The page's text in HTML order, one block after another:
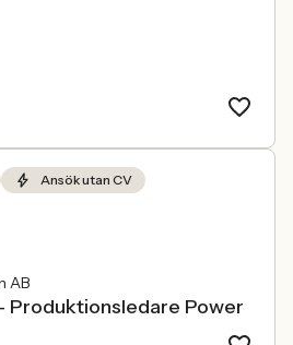
Ansök utan CV
AB
Produktionsledare Power